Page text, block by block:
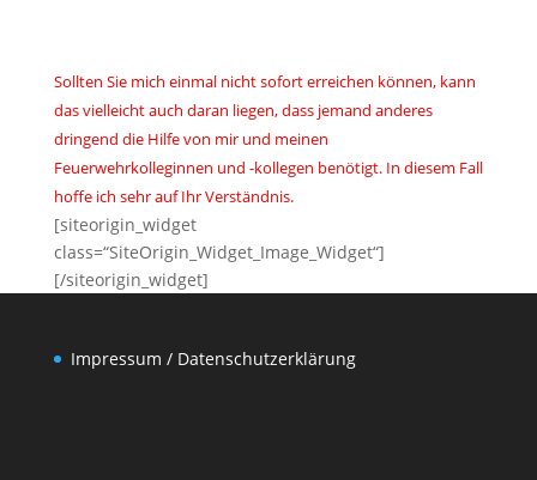
Sollten Sie mich einmal nicht sofort erreichen können, kann
das vielleicht auch daran liegen, dass jemand anderes
dringend die Hilfe von mir und meinen
Feuerwehrkolleginnen und -kollegen benötigt. In diesem Fall
hoffe ich sehr auf Ihr Verständnis.
[siteorigin_widget
class=“SiteOrigin_Widget_Image_Widget“]
[/siteorigin_widget]
Impressum / Datenschutzerklärung